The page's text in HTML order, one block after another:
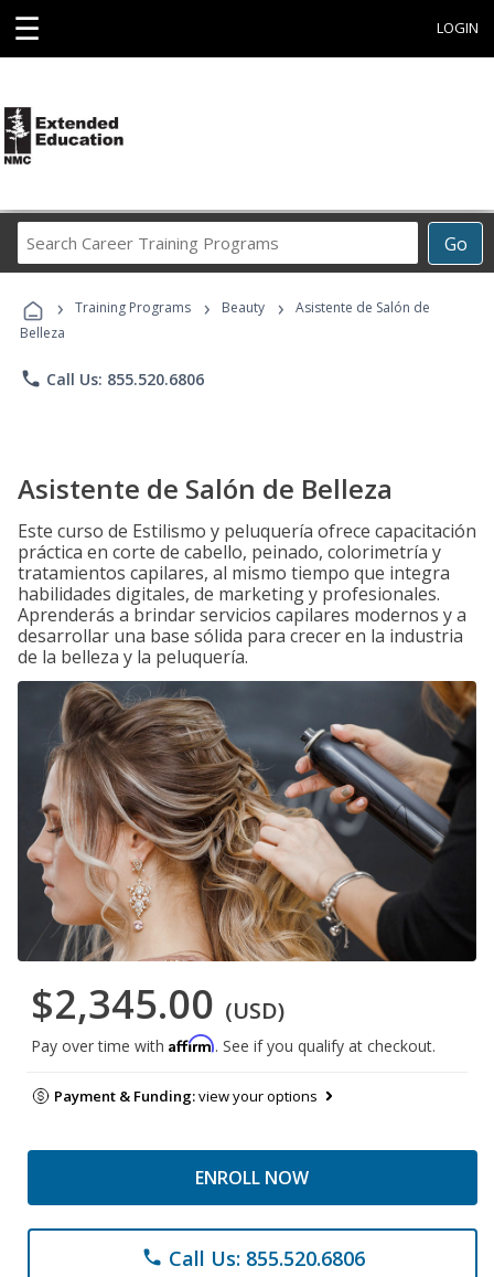
☰ LOGIN
Go
Career
Programs
› Training Programs › Beauty ›
Asistente de Salón de
Belleza
phone Call Us: 855.520.6806
Asistente de Salón de Belleza
Este curso de Estilismo y peluquería ofrece capacitación
práctica en corte de cabello, peinado, colorimetría y
tratamientos capilares, al mismo tiempo que integra
habilidades digitales, de marketing y profesionales.
Aprenderás a brindar servicios capilares modernos y a
desarrollar una base sólida para crecer en la industria
de la belleza y la peluquería.
$2,345.00 (USD)
Pay over time with Affirm. See if you qualify at checkout.
Payment & Funding:view your options
ENROLL NOW
phone Call Us: 855.520.6806